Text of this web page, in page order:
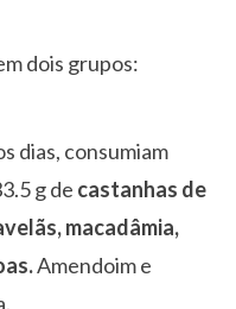
dois grupos:
dias, consumiam
g de castanhas de
macadâmia,
Amendoim e